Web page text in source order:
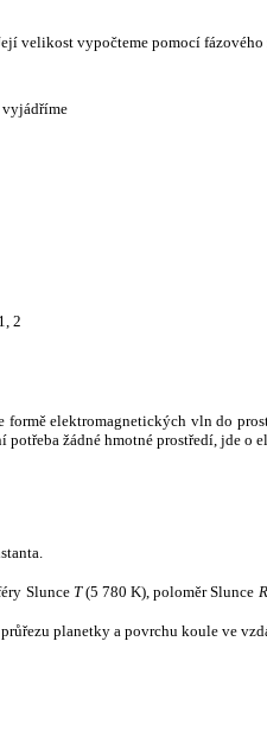
velikost vypočteme pomocí fázového
2
elektromagnetických vln do
potřeba žádné hmotné prostředí, jde o
Slunce T(5 780 K), poloměr Slunce R
planetky a povrchu koule ve